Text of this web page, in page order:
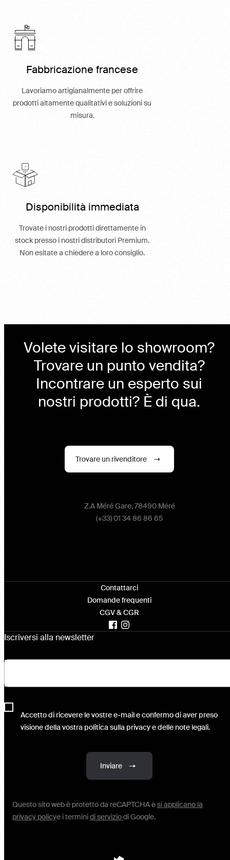
Fabbricazione francese
Lavoriamo artigianalmente per offrire
prodotti altamente qualitativi e soluzioni su
misura.
Disponibilità immediata
Trovate i nostri prodotti direttamente in
stock presso i nostri distributori Premium.
Non esitate a chiedere a loro consiglio.
Volete visitare lo showroom?
Trovare un punto vendita?
Incontrare un esperto sui
nostri prodotti? È di qua.
Trovare un rivenditore
Z.A Méré Gare, 78490 Méré
(+33) 01 34 86 86 65
Contattarci
Domande frequenti
CGV & CGR
Iscriversi alla newsletter
Accetto di ricevere le vostre e-mail e confermo di aver preso
visione della vostra politica sulla privacy e delle note legali.
Inviare
Questo sito web è protetto da reCAPTCHA esi applicano la
privacy policye i terminidi serviziodi Google.